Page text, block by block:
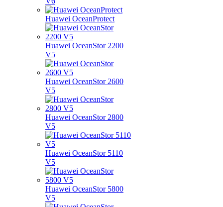
Huawei OceanProtect
Huawei OceanStor 2200
V5
Huawei OceanStor 2600
V5
Huawei OceanStor 2800
V5
Huawei OceanStor 5110
V5
Huawei OceanStor 5800
V5